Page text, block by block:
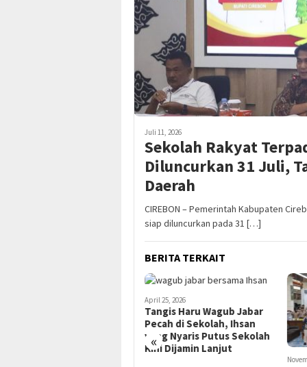
Juli 11, 2026
Sekolah Rakyat
Diluncurkan 31 Juli,
Daerah
CIREBON – Pemerintah Kabupaten
siap diluncurkan pada 31 […]
BERITA TERKAIT
«